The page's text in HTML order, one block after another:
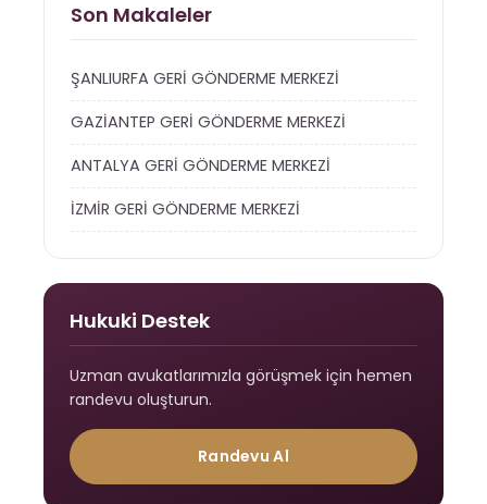
Son Makaleler
ŞANLIURFA GERİ GÖNDERME MERKEZİ
GAZİANTEP GERİ GÖNDERME MERKEZİ
ANTALYA GERİ GÖNDERME MERKEZİ
İZMİR GERİ GÖNDERME MERKEZİ
Hukuki Destek
Uzman avukatlarımızla görüşmek için hemen
randevu oluşturun.
Randevu Al